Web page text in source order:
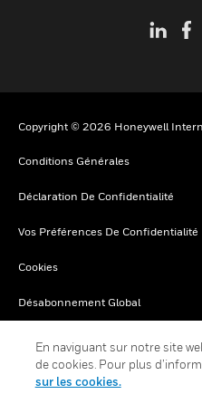
Copyright © 2026 Honeywell
Conditions Générales
Déclaration De Confidentialité
Vos Préférences De Confidentialité
Cookies
Désabonnement Global
En naviguant sur notre site
de cookies. Pour plus
sur les cookies.